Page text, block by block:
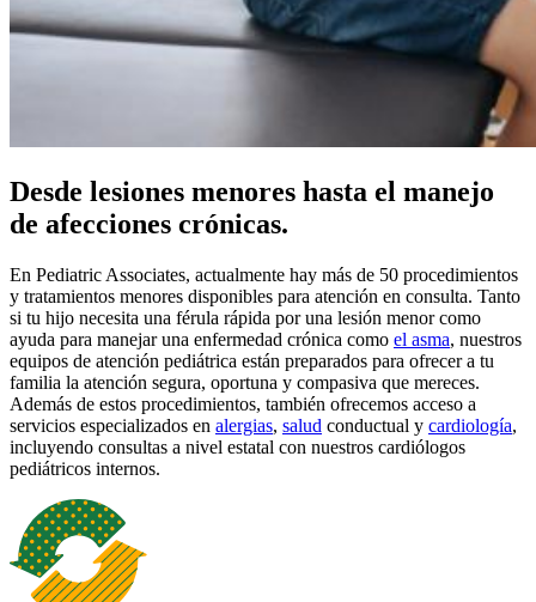
Desde lesiones menores hasta el manejo
de afecciones crónicas.
En Pediatric Associates, actualmente hay más de 50 procedimientos
y tratamientos menores disponibles para atención en consulta. Tanto
si tu hijo necesita una férula rápida por una lesión menor como
ayuda para manejar una enfermedad crónica como el asma, nuestros
equipos de atención pediátrica están preparados para ofrecer a tu
familia la atención segura, oportuna y compasiva que mereces.
Además de estos procedimientos, también ofrecemos acceso a
servicios especializados en alergias, salud conductual y cardiología,
incluyendo consultas a nivel estatal con nuestros cardiólogos
pediátricos internos.